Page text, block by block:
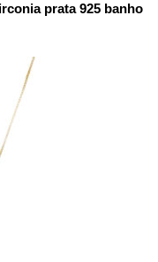
prata 925 banho